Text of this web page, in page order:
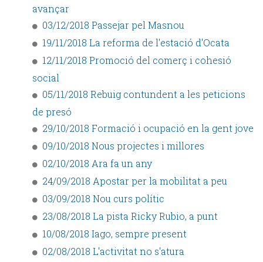
avançar
03/12/2018 Passejar pel Masnou
19/11/2018 La reforma de l'estació d'Ocata
12/11/2018 Promoció del comerç i cohesió
social
05/11/2018 Rebuig contundent a les peticions
de presó
29/10/2018 Formació i ocupació en la gent jove
09/10/2018 Nous projectes i millores
02/10/2018 Ara fa un any
24/09/2018 Apostar per la mobilitat a peu
03/09/2018 Nou curs polític
23/08/2018 La pista Ricky Rubio, a punt
10/08/2018 Iago, sempre present
02/08/2018 L'activitat no s'atura